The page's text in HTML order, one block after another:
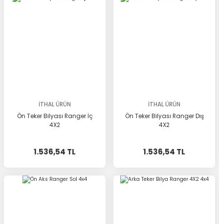
İTHAL ÜRÜN
Ön Teker Bilyası Ranger İç
4X2
1.536,54 TL
İTHAL ÜRÜN
Ön Teker Bilyası Ranger Dış
4X2
1.536,54 TL